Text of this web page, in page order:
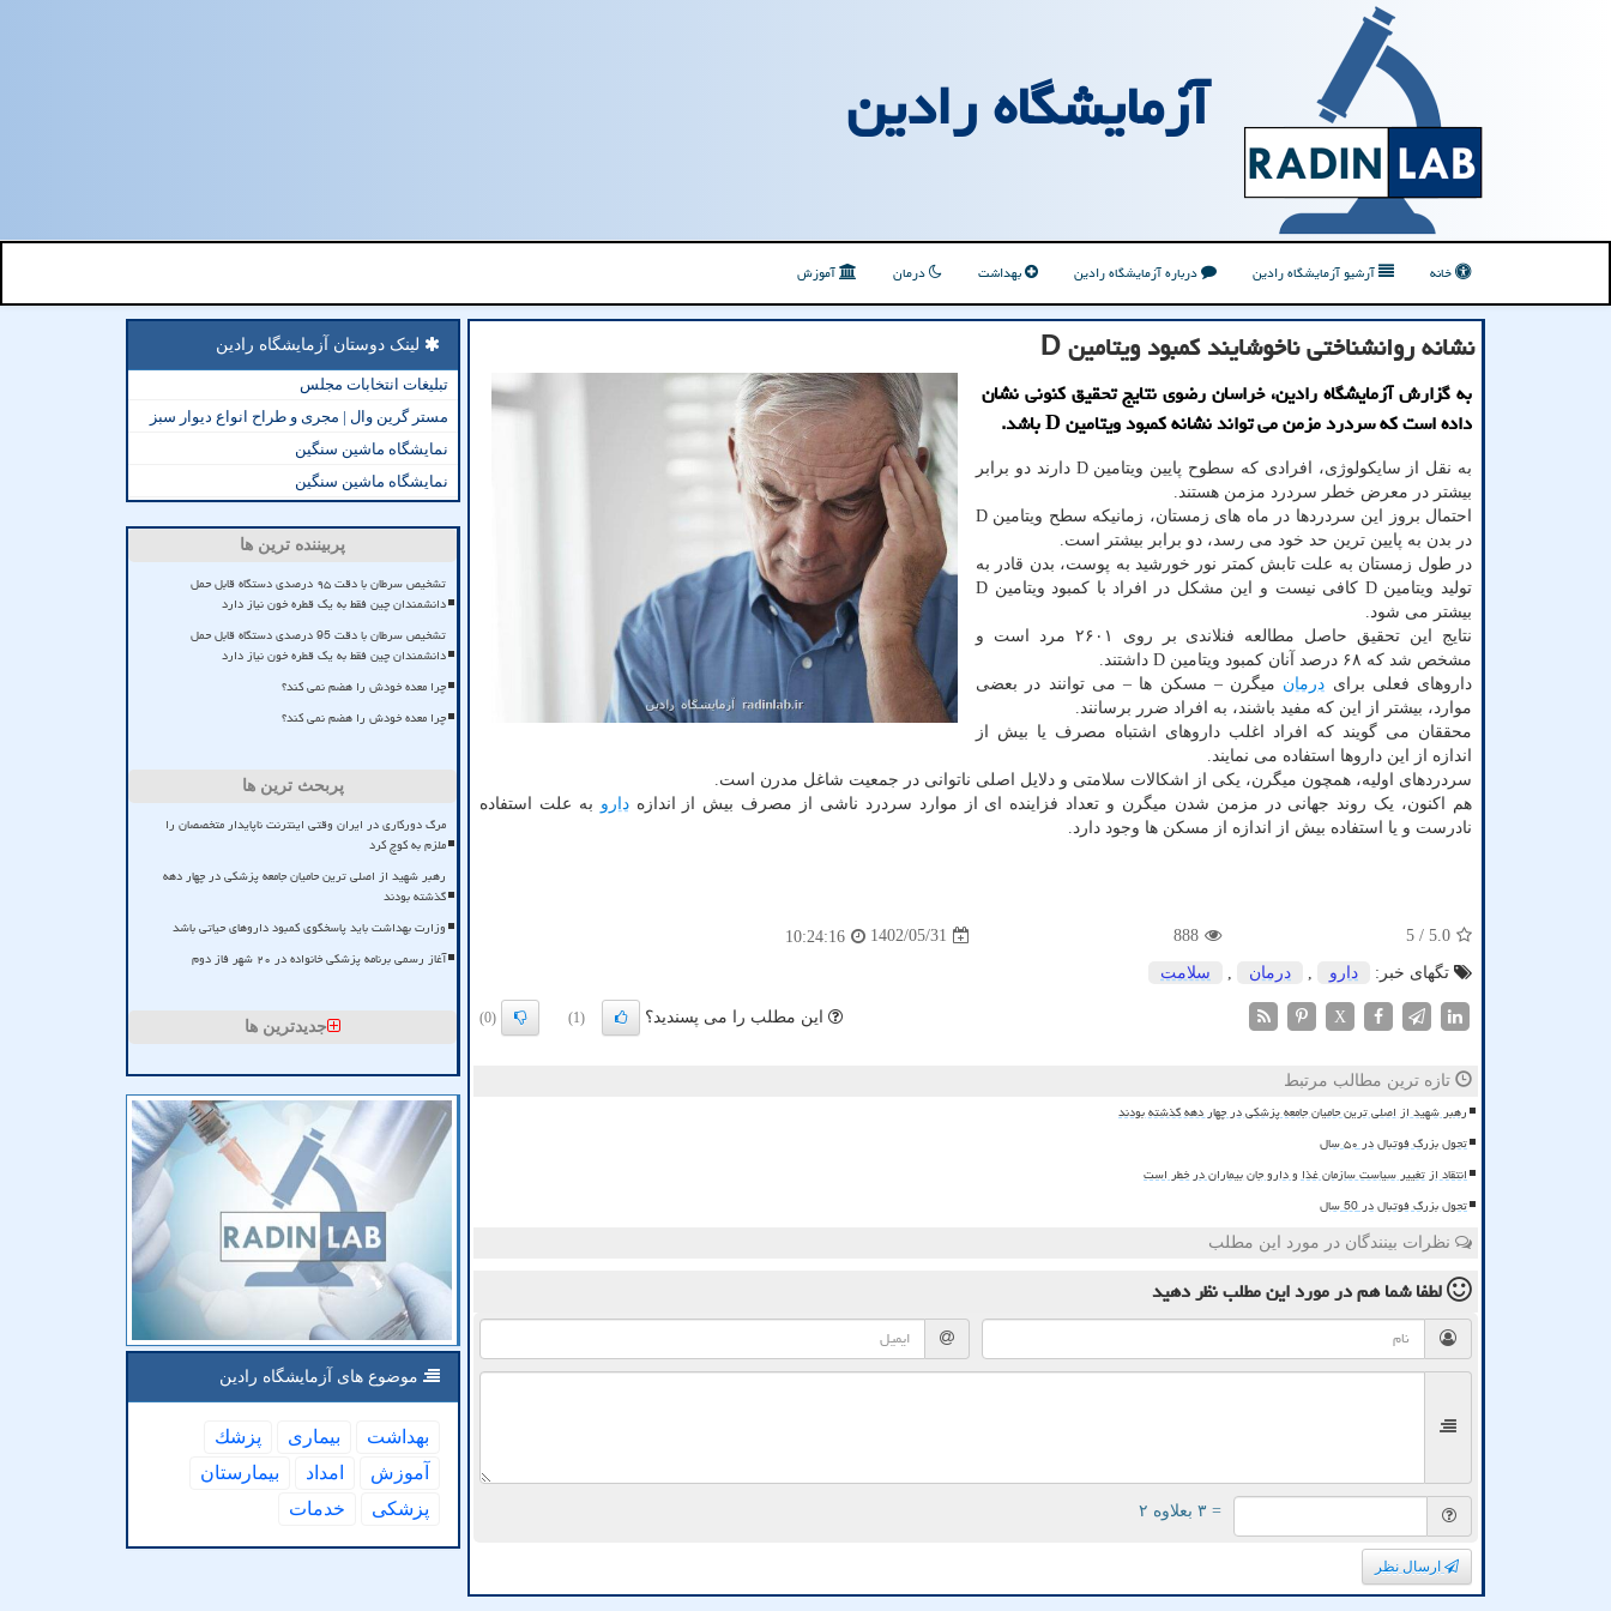
آزمایشگاه رادین
خانه آرشیو آزمایشگاه رادین درباره آزمایشگاه رادین بهداشت درمان آموزش
نشانه روانشناختی ناخوشایند کمبود ویتامین D
به گزارش آزمایشگاه رادین، خراسان رضوی نتایج تحقیق کنونی نشان
داده است که سردرد مزمن می تواند نشانه کمبود ویتامین D باشد.
به نقل از سایکولوژی، افرادی که سطوح پایین ویتامین D دارند دو برابر
بیشتر در معرض خطر سردرد مزمن هستند.
احتمال بروز این سردردها در ماه های زمستان، زمانیکه سطح ویتامین D
در بدن به پایین ترین حد خود می رسد، دو برابر بیشتر است.
در طول زمستان به علت تابش کمتر نور خورشید به پوست، بدن قادر به
تولید ویتامین D کافی نیست و این مشکل در افراد با کمبود ویتامین D
بیشتر می شود.
نتایج این تحقیق حاصل مطالعه فنلاندی بر روی ۲۶۰۱ مرد است و
مشخص شد که ۶۸ درصد آنان کمبود ویتامین D داشتند.
داروهای فعلی برای درمان میگرن – مسکن ها – می توانند در بعضی
موارد، بیشتر از این که مفید باشند، به افراد ضرر برسانند.
محققان می گویند که افراد اغلب داروهای اشتباه مصرف یا بیش از
اندازه از این داروها استفاده می نمایند.
سردردهای اولیه، همچون میگرن، یکی از اشکالات سلامتی و دلایل اصلی ناتوانی در جمعیت شاغل مدرن است.
هم اکنون، یک روند جهانی در مزمن شدن میگرن و تعداد فزاینده ای از موارد سردرد ناشی از مصرف بیش از اندازهدارو به علت استفاده
نادرست و یا استفاده بیش از اندازه از مسکن ها وجود دارد.
5.0
/ 5
888
1402/05/31
10:24:16
تگهای خبر:
دارو درمان سلامت
X این مطلب را می پسندید؟ (1)
(0)
تازه ترین مطالب مرتبط
رهبر شهید از اصلی ترین حامیان جامعه پزشکی در چهار دهه گذشته بودند
تحول بزرگ فوتبال در ۵۰ سال
انتقاد از تغییر سیاست سازمان غذا و دارو جان بیماران در خطر است
تحول بزرگ فوتبال در 50 سال
نظرات بینندگان در مورد این مطلب
لطفا شما همدر مورد این مطلبنظر دهید
= ۳ بعلاوه ۲
ارسال نظر
لینک دوستان آزمایشگاه رادین
تبلیغات انتخابات مجلس
مستر گرین وال | مجری و طراح انواع دیوار سبز
نمایشگاه ماشین سنگین
نمایشگاه ماشین سنگین
پربیننده ترین ها
تشخیص سرطان با دقت ۹۵ درصدی دستگاه قابل حمل
دانشمندان چین فقط به یک قطره خون نیاز دارد
تشخیص سرطان با دقت 95 درصدی دستگاه قابل حمل
دانشمندان چین فقط به یک قطره خون نیاز دارد
چرا معده خودش را هضم نمی کند؟
چرا معده خودش را هضم نمی کند؟
پربحث ترین ها
مرگ دورکاری در ایران وقتی اینترنت ناپایدار متخصصان را
ملزم به کوچ کرد
رهبر شهید از اصلی ترین حامیان جامعه پزشکی در چهار دهه
گذشته بودند
وزارت بهداشت باید پاسخگوی کمبود داروهای حیاتی باشد
آغاز رسمی برنامه پزشکی خانواده در ۲۰ شهر فاز دوم
جدیدترین ها
موضوع های آزمایشگاه رادین
بهداشت بیماری
پزشك
آموزش
امداد
بیمارستان
پزشكی
خدمات